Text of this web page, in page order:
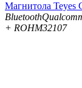
Магнитола Teyes
Bluetooth
+ ROHM32107